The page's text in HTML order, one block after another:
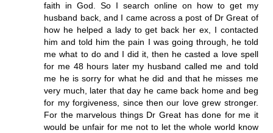
faith in God. So I search online on how to get my
husband back, and I came across a post of Dr Great of
how he helped a lady to get back her ex, I contacted
him and told him the pain I was going through, he told
me what to do and I did it, then he casted a love spell
for me 48 hours later my husband called me and told
me he is sorry for what he did and that he misses me
very much, later that day he came back home and beg
for my forgiveness, since then our love grew stronger.
For the marvelous things Dr Great has done for me it
would be unfair for me not to let the whole world know